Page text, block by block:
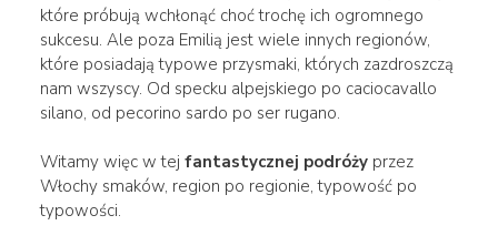
które próbują wchłonąć choć trochę ich ogromnego
sukcesu. Ale poza Emilią jest wiele innych regionów,
które posiadają typowe przysmaki, których zazdroszczą
nam wszyscy. Od specku alpejskiego po caciocavallo
silano, od pecorino sardo po ser rugano.
Witamy więc w tej fantastycznej podróżyprzez
Włochy smaków, region po regionie, typowość po
typowości.